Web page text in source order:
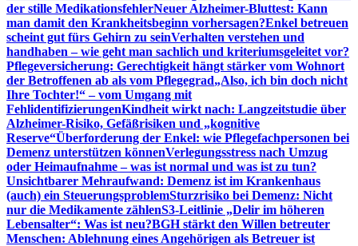
der stille MedikationsfehlerNeuer Alzheimer-Bluttest: Kann
man damit den Krankheitsbeginn vorhersagen?Enkel betreuen
scheint gut fürs Gehirn zu seinVerhalten verstehen und
handhaben – wie geht man sachlich und kriteriumsgeleitet vor?
Pflegeversicherung: Gerechtigkeit hängt stärker vom Wohnort
der Betroffenen ab als vom Pflegegrad„Also, ich bin doch nicht
Ihre Tochter!“ – vom Umgang mit
FehlidentifizierungenKindheit wirkt nach: Langzeitstudie über
Alzheimer-Risiko, Gefäßrisiken und „kognitive
Reserve“Überforderung der Enkel: wie Pflegefachpersonen bei
Demenz unterstützen könnenVerlegungsstress nach Umzug
oder Heimaufnahme – was ist normal und was ist zu tun?
Unsichtbarer Mehraufwand: Demenz ist im Krankenhaus
(auch) ein SteuerungsproblemSturzrisiko bei Demenz: Nicht
nur die Medikamente zählenS3-Leitlinie „Delir im höheren
Lebensalter“: Was ist neu?BGH stärkt den Willen betreuter
Menschen: Ablehnung eines Angehörigen als Betreuer ist